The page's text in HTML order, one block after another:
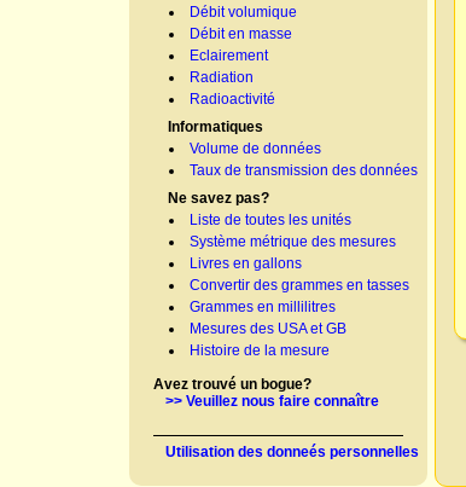
Débit volumique
Débit en masse
Eclairement
Radiation
Radioactivité
Informatiques
Volume de données
Taux de transmission des données
Ne savez pas?
Liste de toutes les unités
Système métrique des mesures
Livres en gallons
Convertir des grammes en tasses
Grammes en millilitres
Mesures des USA et GB
Histoire de la mesure
Avez trouvé un bogue?
>> Veuillez nous faire connaître
Utilisation des donneés personnelles